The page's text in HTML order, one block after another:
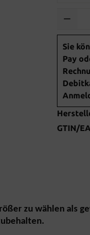
Sie
Pay
GTIN/
zu wählen als